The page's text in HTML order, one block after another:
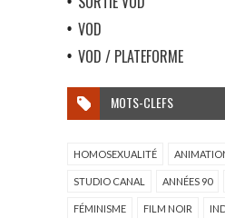
VOD
VOD / PLATEFORME
MOTS-CLEFS
HOMOSEXUALITÉ
STUDIO CANAL ANNÉES 90
FÉMINISME FILM NOIR